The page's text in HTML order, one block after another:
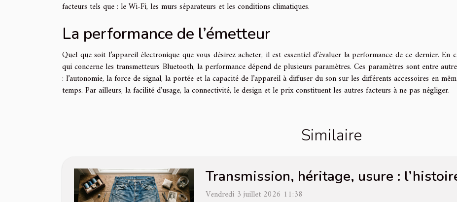
facteurs tels que : le Wi-Fi, les murs séparateurs et les conditions climatiques.
La performance de l’émetteur
Quel que soit l’appareil électronique que vous désirez acheter, il est essentiel d’évaluer la performance de ce dernier. En
qui concerne les transmetteurs Bluetooth, la performance dépend de plusieurs paramètres. Ces paramètres sont entre
: l’autonomie, la force de signal, la portée et la capacité de l’appareil à diffuser du son sur les différents accessoires en
temps. Par ailleurs, la facilité d’usage, la connectivité, le design et le prix constituent les autres facteurs à ne pas négliger.
Similaire
Transmission, héritage, usure :
Vendredi 3 juillet 2026 11:38